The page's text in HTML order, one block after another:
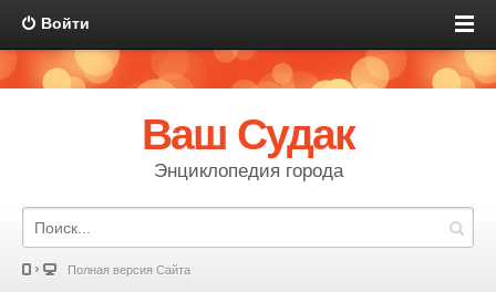
Войти
Ваш Судак
Энциклопедия города
Полная версия Сайта